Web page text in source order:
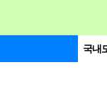
국내